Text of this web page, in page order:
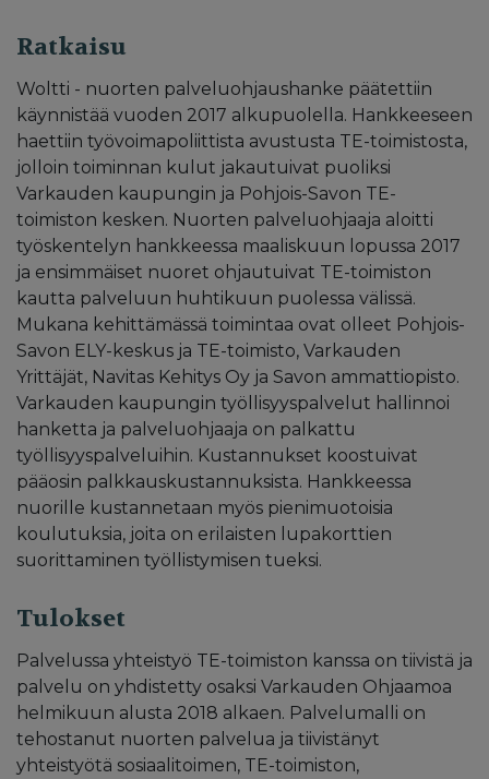
Ratkaisu
Woltti - nuorten palveluohjaushanke päätettiin
käynnistää vuoden 2017 alkupuolella. Hankkeeseen
haettiin työvoimapoliittista avustusta TE-toimistosta,
jolloin toiminnan kulut jakautuivat puoliksi
Varkauden kaupungin ja Pohjois-Savon TE-
toimiston kesken. Nuorten palveluohjaaja aloitti
työskentelyn hankkeessa maaliskuun lopussa 2017
ja ensimmäiset nuoret ohjautuivat TE-toimiston
kautta palveluun huhtikuun puolessa välissä.
Mukana kehittämässä toimintaa ovat olleet Pohjois-
Savon ELY-keskus ja TE-toimisto, Varkauden
Yrittäjät, Navitas Kehitys Oy ja Savon ammattiopisto.
Varkauden kaupungin työllisyyspalvelut hallinnoi
hanketta ja palveluohjaaja on palkattu
työllisyyspalveluihin. Kustannukset koostuivat
pääosin palkkauskustannuksista. Hankkeessa
nuorille kustannetaan myös pienimuotoisia
koulutuksia, joita on erilaisten lupakorttien
suorittaminen työllistymisen tueksi.
Tulokset
Palvelussa yhteistyö TE-toimiston kanssa on tiivistä ja
palvelu on yhdistetty osaksi Varkauden Ohjaamoa
helmikuun alusta 2018 alkaen. Palvelumalli on
tehostanut nuorten palvelua ja tiivistänyt
yhteistyötä sosiaalitoimen, TE-toimiston,